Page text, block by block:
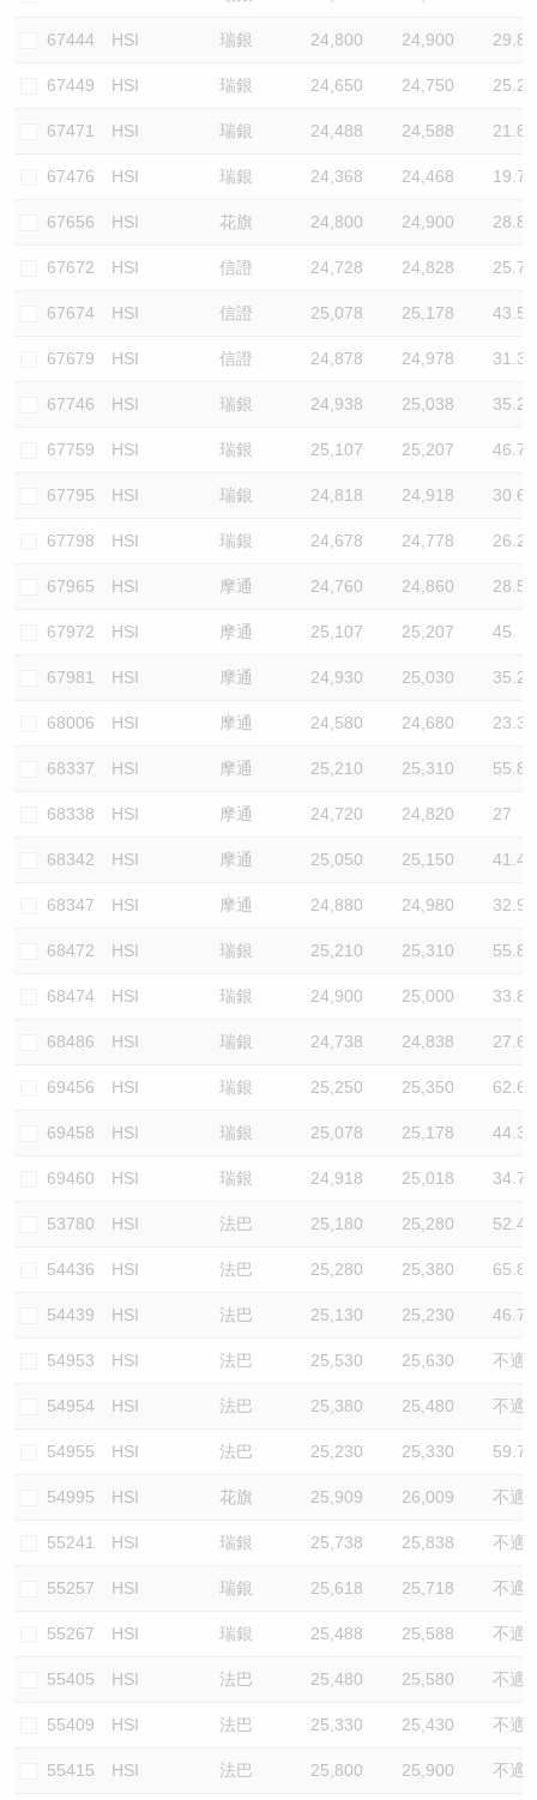
67444 HSI 瑞銀 24,800 24,900 29.8
67449 HSI 瑞銀 24,650 24,750 25.2
67471 HSI 瑞銀 24,488 24,588 21.8
67476 HSI 瑞銀 24,368 24,468 19.7
67656 HSI 花旗 24,800 24,900 28.8
67672 HSI 信證 24,728 24,828 25.7
67674 HSI 信證 25,078 25,178 43.5
67679 HSI 信證 24,878 24,978 31.3
67746 HSI 瑞銀 24,938 25,038 35.2
67759 HSI 瑞銀 25,107 25,207 46.7
67795 HSI 瑞銀 24,818 24,918 30.6
67798 HSI 瑞銀 24,678 24,778 26.2
67965 HSI 摩通 24,760 24,860 28.5
67972 HSI 摩通 25,107 25,207 45
67981 HSI 摩通 24,930 25,030 35.2
68006 HSI 摩通 24,580 24,680 23.3
68337 HSI 摩通 25,210 25,310 55.8
68338 HSI 摩通 24,720 24,820 27
68342 HSI 摩通 25,050 25,150 41.4
68347 HSI 摩通 24,880 24,980 32.9
68472 HSI 瑞銀 25,210 25,310 55.8
68474 HSI 瑞銀 24,900 25,000 33.8
68486 HSI 瑞銀 24,738 24,838 27.6
69456 HSI 瑞銀 25,250 25,350 62.6
69458 HSI 瑞銀 25,078 25,178 44.3
69460 HSI 瑞銀 24,918 25,018 34.7
53780 HSI 法巴 25,180 25,280 52.4
54436 HSI 法巴 25,280 25,380 65.8
54439 HSI 法巴 25,130 25,230 46.7
54953 HSI 法巴 25,530 25,630 不適
54954 HSI 法巴 25,380 25,480 不適
54955 HSI 法巴 25,230 25,330 59.7
54995 HSI 花旗 25,909 26,009 不適
55241 HSI 瑞銀 25,738 25,838 不適
55257 HSI 瑞銀 25,618 25,718 不適
55267 HSI 瑞銀 25,488 25,588 不適
55405 HSI 法巴 25,480 25,580 不適
55409 HSI 法巴 25,330 25,430 不適
55415 HSI 法巴 25,800 25,900 不適